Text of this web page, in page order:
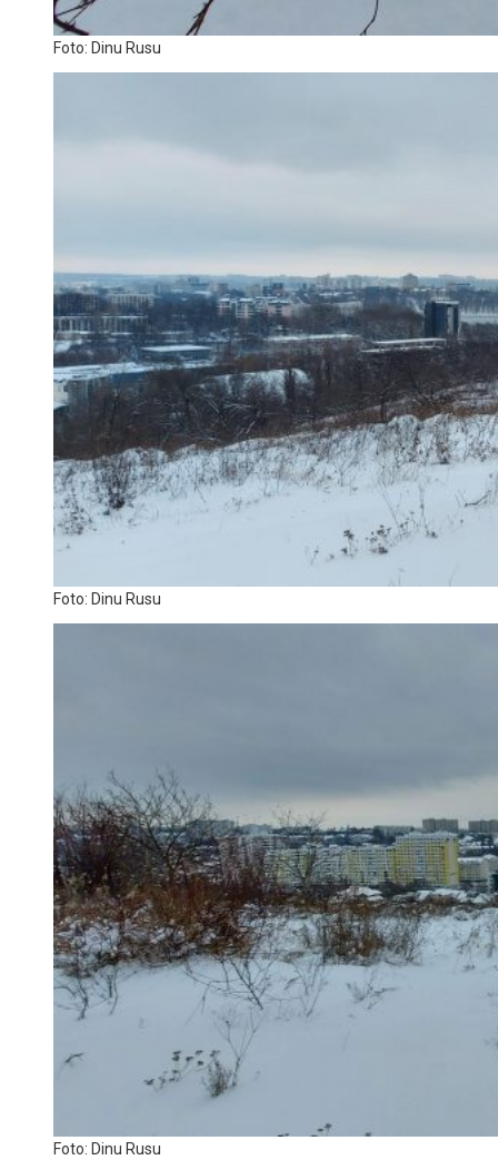
Foto: Dinu Rusu
Foto: Dinu Rusu
Foto: Dinu Rusu